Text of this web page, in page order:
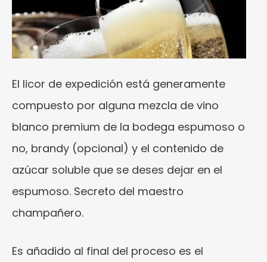
El licor de expedición está generamente
compuesto por alguna mezcla de vino
blanco premium de la bodega espumoso o
no, brandy (opcional) y el contenido de
azúcar soluble que se deses dejar en el
espumoso. Secreto del maestro
champañero.
Es añadido al final del proceso es el